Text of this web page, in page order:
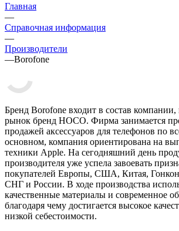
Главная
—
Справочная информация
—
Производители
—Borofone
Бренд Borofone входит в состав компании,
рынок бренд HOCO. Фирма занимается
продажей аксессуаров для телефонов по
основном, компания ориентирована на
техники Apple. На сегодняшний день
производителя уже успела завоевать
покупателей Европы, США, Китая,
СНГ и России. В ходе производства
качественные материалы и современное
благодаря чему достигается высокое
низкой себестоимости.